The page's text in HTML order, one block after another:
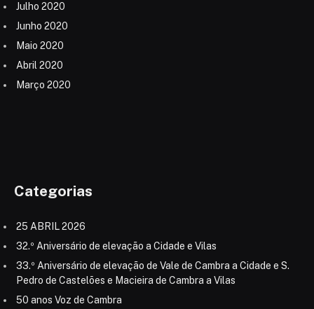
Julho 2020
Junho 2020
Maio 2020
Abril 2020
Março 2020
Categorias
25 ABRIL 2026
32.º Aniversário de elevação a Cidade e Vilas
33.º Aniversário de elevação de Vale de Cambra a Cidade e S.
Pedro de Castelões e Macieira de Cambra a Vilas
50 anos Voz de Cambra